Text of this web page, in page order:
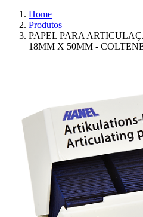
Home
Produtos
PAPEL PARA
18MM X 50MM -